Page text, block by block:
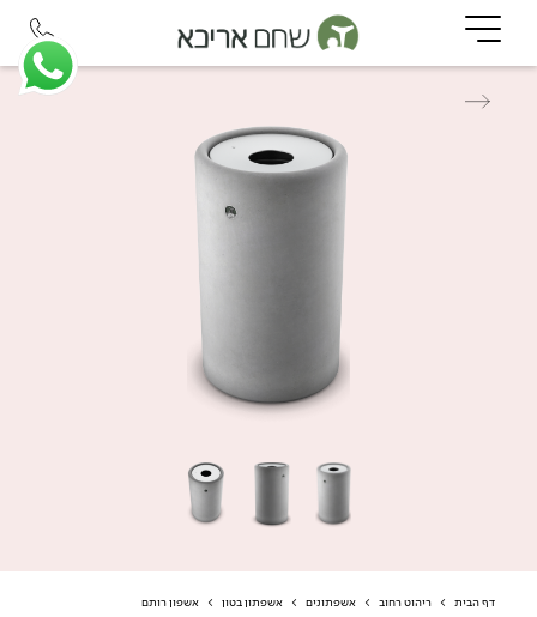
דף הבית > ריהוט רחוב > אשפתונים > אשפתון בטון > אשפון רותם